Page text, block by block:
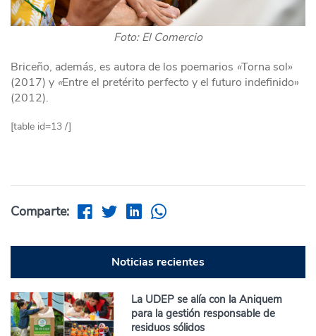
Foto: El Comercio
Briceño, además, es autora de los poemarios «Torna sol»
(2017) y «Entre el pretérito perfecto y el futuro indefinido»
(2012).
[table id=13 /]
Comparte:
Noticias recientes
La UDEP se alía con la Aniquem
para la gestión responsable de
residuos sólidos